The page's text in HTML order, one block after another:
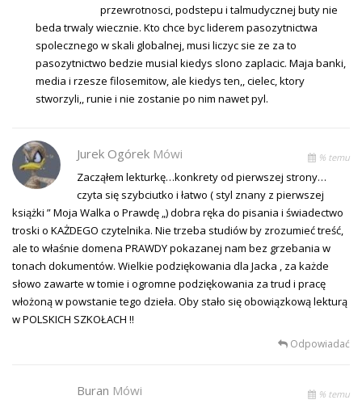
przewrotnosci, podstepu i talmudycznej buty nie
beda trwaly wiecznie. Kto chce byc liderem pasozytnictwa
spolecznego w skali globalnej, musi liczyc sie ze za to
pasozytnictwo bedzie musial kiedys slono zaplacic. Maja banki,
media i rzesze filosemitow, ale kiedys ten,, cielec, ktory
stworzyli,, runie i nie zostanie po nim nawet pyl.
Jurek Ogórek Mówi % temu
Zacząłem lekturkę…konkrety od pierwszej strony…
czyta się szybciutko i łatwo ( styl znany z pierwszej
książki ” Moja Walka o Prawdę „) dobra ręka do pisania i świadectwo
troski o KAŻDEGO czytelnika. Nie trzeba studiów by zrozumieć treść,
ale to właśnie domena PRAWDY pokazanej nam bez grzebania w
tonach dokumentów. Wielkie podziękowania dla Jacka , za każde
słowo zawarte w tomie i ogromne podziękowania za trud i pracę
włożoną w powstanie tego dzieła. Oby stało się obowiązkową lekturą
w POLSKICH SZKOŁACH !!
Odpowiadać
Buran Mówi % temu